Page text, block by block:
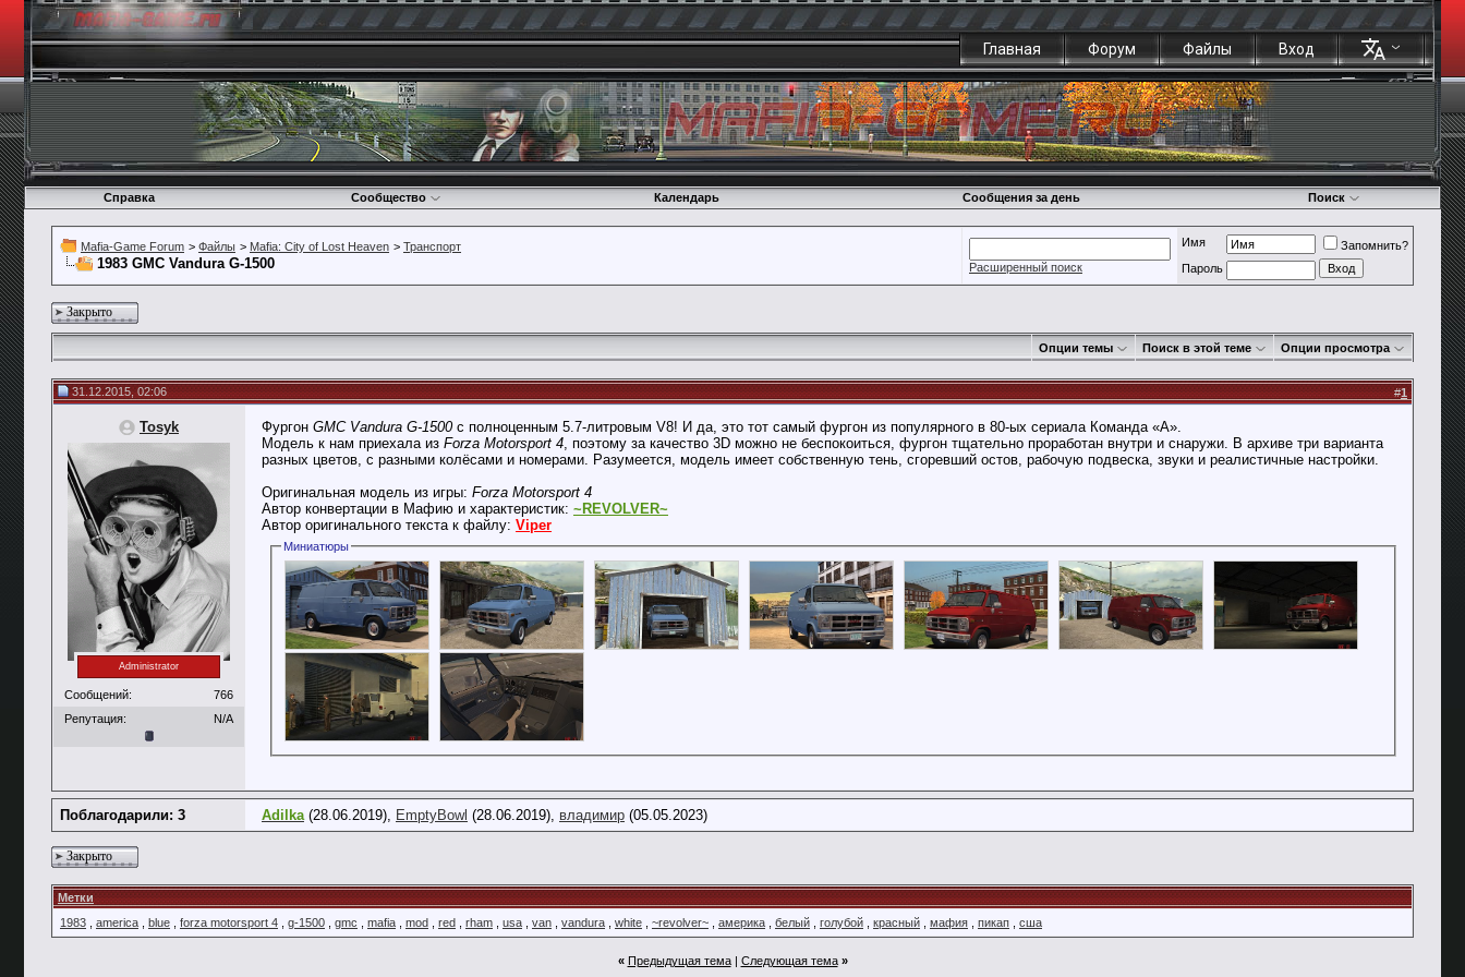
Главная Форум Файлы Вход
Справка Сообщество Календарь Сообщения за день Поиск
Mafia-Game Forum > Файлы > Mafia: City of Lost Heaven > Транспорт
1983 GMC Vandura G-1500 Расширенный поиск
Имя
Запомнить?
Пароль
Закрыто
Опции темы Поиск в этой теме Опции просмотра
31.12.2015, 02:06 #1
Tosyk
Administrator
Сообщений:
766
Репутация:
N/A
Фургон GMC Vandura G-1500с полноценным 5.7-литровым V8! И да, это тот самый фургон из популярного в 80-ых сериала Команда «А».
Модель к нам приехала из Forza Motorsport 4, поэтому за качество 3D можно не беспокоиться, фургон тщательно проработан внутри и снаружи. В архиве три варианта
разных цветов, с разными колёсами и номерами. Разумеется, модель имеет собственную тень, сгоревший остов, рабочую подвеска, звуки и реалистичные настройки.
Оригинальная модель из игры: Forza Motorsport 4
Автор конвертации в Мафию и характеристик: ~REVOLVER~
Автор оригинального текста к файлу: Viper
Миниатюры
Поблагодарили: 3 Adilka(28.06.2019), EmptyBowl (28.06.2019), владимир (05.05.2023)
Закрыто
Метки
1983
america blue forza motorsport 4 g-1500 gmc mafia mod red rham usa van vandura white ~revolver~ америка белый голубой красный мафия пикап сша
« Предыдущая тема| Следующая тема »